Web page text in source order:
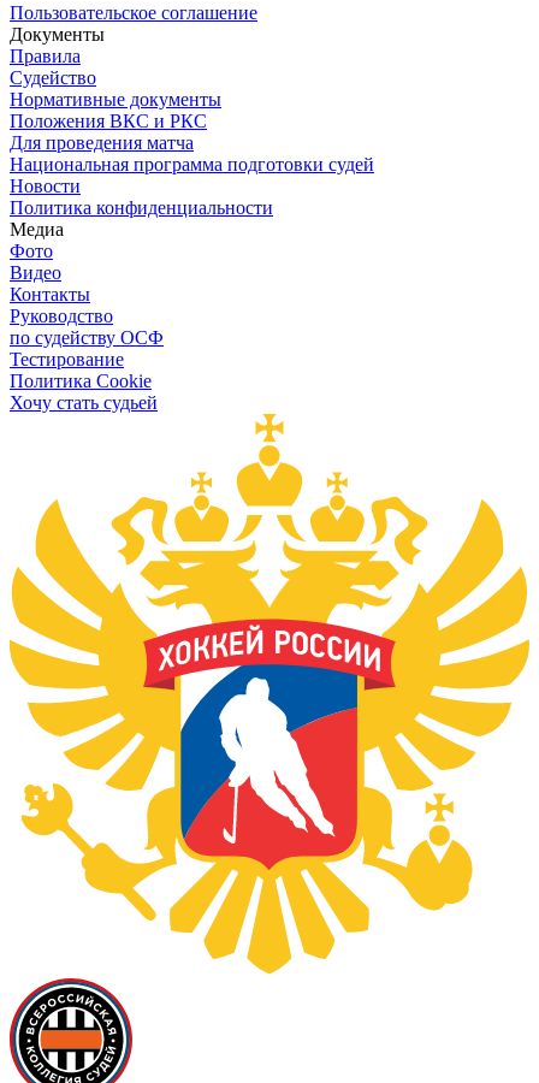
Пользовательское соглашение
Документы
Правила
Судейство
Нормативные документы
Положения ВКС и РКС
Для проведения матча
Национальная программа подготовки судей
Новости
Политика конфиденциальности
Медиа
Фото
Видео
Контакты
Руководство
по судейству ОСФ
Тестирование
Политика Cookie
Хочу стать судьей